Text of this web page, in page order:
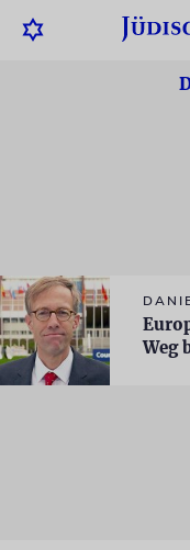
Weg